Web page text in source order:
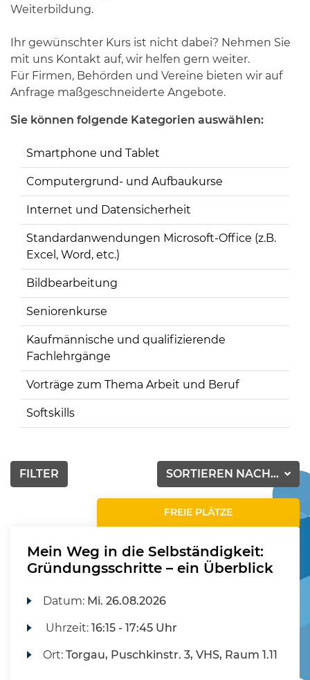
Weiterbildung.
Ihr gewünschter Kurs ist nicht dabei? Nehmen Sie
mit uns Kontakt auf, wir helfen gern weiter.
Für Firmen, Behörden und Vereine bieten wir auf
Anfrage maßgeschneiderte Angebote.
Sie können folgende Kategorien auswählen:
Smartphone und Tablet
Computergrund- und Aufbaukurse
Internet und Datensicherheit
Standardanwendungen Microsoft-Office (z.B.
Excel, Word, etc.)
Bildbearbeitung
Seniorenkurse
Kaufmännische und qualifizierende
Fachlehrgänge
Vorträge zum Thema Arbeit und Beruf
Softskills
SORTIEREN NACH...
FILTER
FREIE PLÄTZE
Mein Weg in die Selbständigkeit:
Gründungsschritte – ein Überblick
Datum: Mi. 26.08.2026
Uhrzeit:16:15 - 17:45 Uhr
Ort:Torgau, Puschkinstr. 3, VHS, Raum 1.11